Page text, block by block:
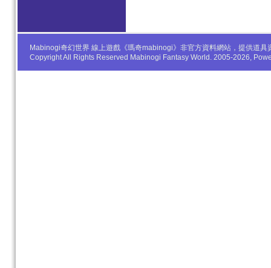
Mabinogi奇幻世界 線上遊戲《瑪奇mabinogi》非官方資料網站，提供道
Copyright All Rights Reserved Mabinogi Fantasy World. 2005-2026,